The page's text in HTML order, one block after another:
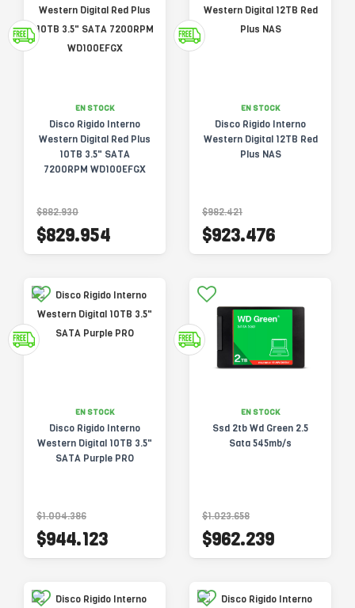
EN STOCK
Disco Rigido Interno
Western Digital Red Plus
10TB 3.5" SATA
7200RPM WD100EFGX
$882.930
$829.954
EN STOCK
Disco Rigido Interno
Western Digital 12TB Red
Plus NAS
$982.421
$923.476
EN STOCK
Disco Rigido Interno
Western Digital 10TB 3.5"
SATA Purple PRO
$1.004.386
$944.123
EN STOCK
Ssd 2tb Wd Green 2.5
Sata 545mb/s
$1.023.658
$962.239